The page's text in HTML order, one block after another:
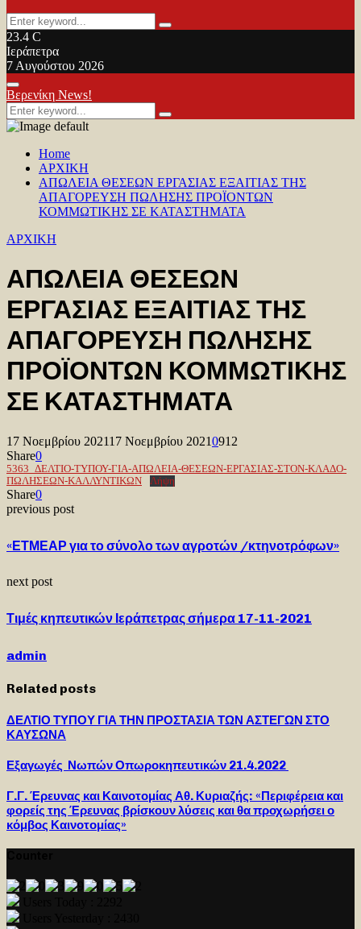
Search
for:
Search
23.4 C
Ιεράπετρα
7 Αυγούστου 2026
Facebook
Twitter
Youtube
Primary
Menu
Βερενίκη News!
Search
for:
Search
Home
ΑΡΧΙΚΗ
ΑΠΩΛΕΙΑ ΘΕΣΕΩΝ ΕΡΓΑΣΙΑΣ ΕΞΑΙΤΙΑΣ ΤΗΣ
ΑΠΑΓΟΡΕΥΣΗ ΠΩΛΗΣΗΣ ΠΡΟΪΟΝΤΩΝ
ΚΟΜΜΩΤΙΚΗΣ ΣΕ ΚΑΤΑΣΤΗΜΑΤΑ
ΑΡΧΙΚΗ
ΑΠΩΛΕΙΑ ΘΕΣΕΩΝ
ΕΡΓΑΣΙΑΣ ΕΞΑΙΤΙΑΣ ΤΗΣ
ΑΠΑΓΟΡΕΥΣΗ ΠΩΛΗΣΗΣ
ΠΡΟΪΟΝΤΩΝ ΚΟΜΜΩΤΙΚΗΣ
ΣΕ ΚΑΤΑΣΤΗΜΑΤΑ
17 Νοεμβρίου 202117 Νοεμβρίου 20210912
Share0
5363_ΔΕΛΤΙΟ-ΤΥΠΟΥ-ΓΙΑ-ΑΠΩΛΕΙΑ-ΘΕΣΕΩΝ-ΕΡΓΑΣΙΑΣ-ΣΤΟΝ-ΚΛΑΔΟ-
ΠΩΛΗΣΕΩΝ-ΚΑΛΛΥΝΤΙΚΩΝ
Λήψη
Share0
previous post
«ΕΤΜΕΑΡ για το σύνολο των αγροτών /κτηνοτρόφων»
next post
Τιμές κηπευτικών Ιεράπετρας σήμερα 17-11-2021
admin
Related posts
ΔΕΛΤΙΟ ΤΥΠΟΥ ΓΙΑ ΤΗΝ ΠΡΟΣΤΑΣΙΑ ΤΩΝ ΑΣΤΕΓΩΝ ΣΤΟ
ΚΑΥΣΩΝΑ
Εξαγωγές Νωπών Οπωροκηπευτικών 21.4.2022
Γ.Γ. Έρευνας και Καινοτομίας Αθ. Κυριαζής: «Περιφέρεια και
φορείς της Έρευνας βρίσκουν λύσεις και θα προχωρήσει ο
κόμβος Καινοτομίας»